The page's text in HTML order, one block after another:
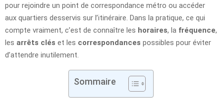
pour rejoindre un point de correspondance métro ou accéder
aux quartiers desservis sur l’itinéraire. Dans la pratique, ce qui
compte vraiment, c’est de connaître les horaires, la fréquence,
les arrêts clés et les correspondances possibles pour éviter
d’attendre inutilement.
Sommaire